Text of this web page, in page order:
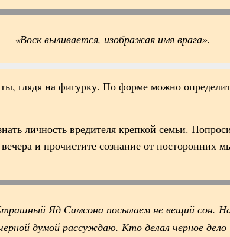
«Воск выливается, изображая имя врага».
глядя на фигурку. По форме можно
личность вредителя крепкой семьи.
и прочистите сознание от посторонних
Яд Самсона посылаем не вещий сон.
думой рассуждаю. Кто делал черное дело